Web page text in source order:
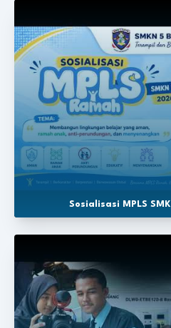
Sosialisasi MPLS